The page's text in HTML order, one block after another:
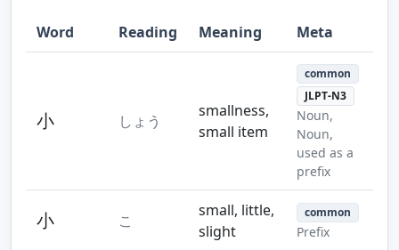
Word Reading Meaning Meta
小 しょう
smallness,
small item
common
JLPT-N3
Noun,
Noun,
used as a
prefix
小 こ
small, little,
slight
common
Prefix